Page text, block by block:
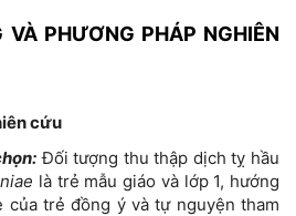
PHƯƠNG PHÁP NGHIÊN
cứu
Đối tượng thu thập dịch tỵ hầu
là trẻ mẫu giáo và lớp 1, hướng
trẻ đồng ý và tự nguyện tham